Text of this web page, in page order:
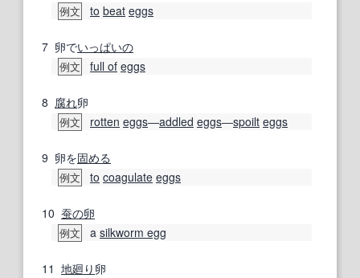
例文 to beat eggs
7 卵でいっぱいの
例文 full of eggs
8 腐れ卵
例文 rotten eggs―addled eggs―spoilt eggs
9 卵を固める
例文 to coagulate eggs
10 蚕の卵
例文 a silkworm egg
11 地廻り 卵